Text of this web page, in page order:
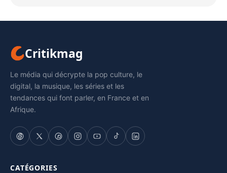
Critikmag
Le média qui décrypte la pop culture, le
digital, la musique, les séries et les
tendances qui font parler, en France et en
Afrique.
CATÉGORIES